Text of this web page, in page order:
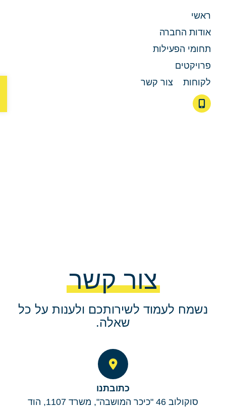
ראשי
אודות החברה
תחומי הפעילות
פרויקטים
לקוחות
צור קשר
צור קשר
נשמח לעמוד לשירותכם ולענות על כל
שאלה.
כתובתנו
סוקולוב 46 "כיכר המושבה", משרד 1107, הוד